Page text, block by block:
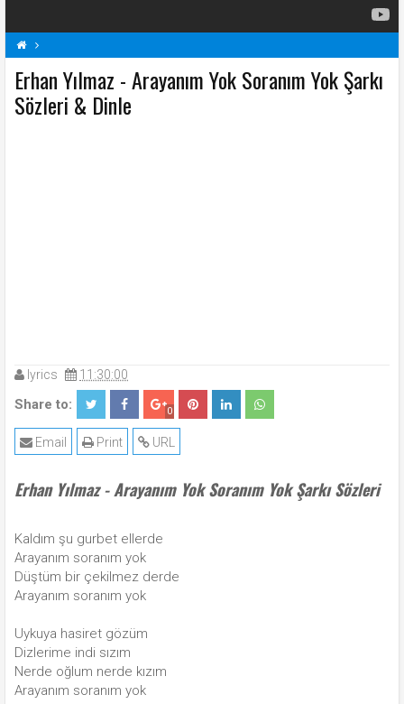
Arayanım Yok Soranım Yok Şarkı Sözleri E
Erhan Yılmaz Şarkı Sözleri
Şarkı Sözleri
Erhan Yılmaz - Arayanım Yok Soranım Yok Şarkı
Sözleri & Dinle
lyrics 11:30:00
Share to: 0
URL
Print
Email
Erhan Yılmaz - Arayanım Yok Soranım Yok Şarkı Sözleri
Kaldım şu gurbet ellerde
Arayanım soranım yok
Düştüm bir çekilmez derde
Arayanım soranım yok
Uykuya hasiret gözüm
Dizlerime indi sızım
Nerde oğlum nerde kızım
Arayanım soranım yok